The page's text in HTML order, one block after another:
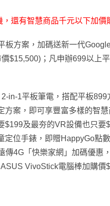
， 還有智慧商品千元以下加價
板方案，加碼送新一代
$15,500)；凡申辦699以上
in-1平板筆電，搭配平板
方案，即可享豐富多樣的智
$199及最夯的VR設備也只
位手錶，即贈HappyGo點
4G「快樂家網」加碼優惠
VivoStick電腦棒加購價